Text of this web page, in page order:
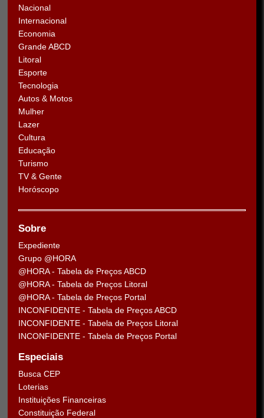
Nacional
Internacional
Economia
Grande ABCD
Litoral
Esporte
Tecnologia
Autos & Motos
Mulher
Lazer
Cultura
Educação
Turismo
TV & Gente
Horóscopo
Sobre
Expediente
Grupo @HORA
@HORA - Tabela de Preços ABCD
@HORA - Tabela de Preços Litoral
@HORA - Tabela de Preços Portal
INCONFIDENTE - Tabela de Preços ABCD
INCONFIDENTE - Tabela de Preços Litoral
INCONFIDENTE - Tabela de Preços Portal
Especiais
Busca CEP
Loterias
Instituições Financeiras
Constituição Federal